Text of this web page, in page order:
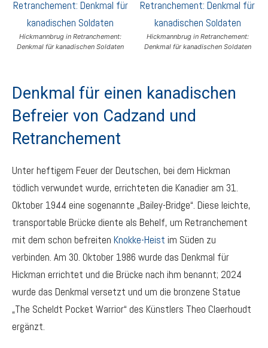
Hickmannbrug in Retranchement:
Denkmal für kanadischen Soldaten
Hickmannbrug in Retranchement:
Denkmal für kanadischen Soldaten
Denkmal für einen kanadischen
Befreier von Cadzand und
Retranchement
Unter heftigem Feuer der Deutschen, bei dem Hickman
tödlich verwundet wurde, errichteten die Kanadier am 31.
Oktober 1944 eine sogenannte „Bailey-Bridge“. Diese leichte,
transportable Brücke diente als Behelf, um Retranchement
mit dem schon befreiten Knokke-Heist im Süden zu
verbinden. Am 30. Oktober 1986 wurde das Denkmal für
Hickman errichtet und die Brücke nach ihm benannt; 2024
wurde das Denkmal versetzt und um die bronzene Statue
„The Scheldt Pocket Warrior“ des Künstlers Theo Claerhoudt
ergänzt.